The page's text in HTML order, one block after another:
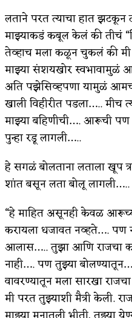
लताने परत त्याचा हात
माझ्याकडं कबूल केलं की तीचं
तेव्हाच मला कळून चुकलं की
माझ्या संशयखोर स्वभावामुळं
अति पझेसिव्हपणा यामुळं
खाली विहीरीत पडला….. मीच
माझ्या बहिणीची…. आरूची
पुन्हा रडू लागली…..
हे सगळं बोलताना लताला खूप
शांत बसून लता बोलू लागली…..
“हे माहित असूनही केवळ
करायला धजावत नव्हते….
आलास….. तुझा आणि राजचा
नाही…. पण तुझ्या
वावरण्यातून मला सारखा
मी परत तुझ्याशी मैत्री केली.